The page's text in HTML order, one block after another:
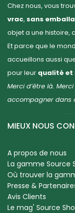
Chez nous, vous
vrac, sans
objet a une histoire,
Et parce que le
accueillons aussi
pour leur qualité et
Merci d’être là.
accompagner
MIEUX NOUS
A propos de nous
La gamme Source
Où trouver la
Presse &
Avis Clients
Le mag' Source